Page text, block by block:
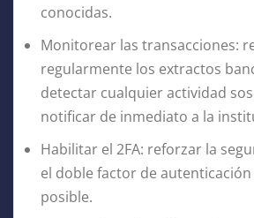
conocidas.
Monitorear las transacciones:
regularmente los extractos
detectar cualquier actividad
notificar de inmediato a la
Habilitar el 2FA: reforzar la
el doble factor de
posible.